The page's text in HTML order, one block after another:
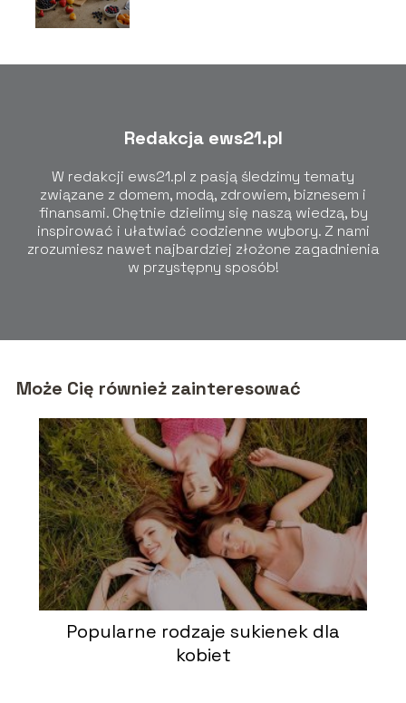
Redakcja ews21.pl
W redakcji ews21.pl z pasją śledzimy tematy
związane z domem, modą, zdrowiem, biznesem i
finansami. Chętnie dzielimy się naszą wiedzą, by
inspirować i ułatwiać codzienne wybory. Z nami
zrozumiesz nawet najbardziej złożone zagadnienia
w przystępny sposób!
Może Cię również zainteresować
Popularne rodzaje sukienek dla
kobiet